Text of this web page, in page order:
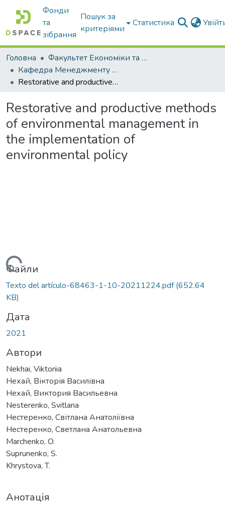
Фонди
та
зібрання
Пошук за
критеріями
Статистика
Головна
Факультет Економіки та бізнесу
Кафедра Менеджменту та публічного адміністрування
Restorative and productive methods of environmental management in the implementation of environmental policy
Restorative and productive methods
of environmental management in
the implementation of
environmental policy
Файли
Texto del artículo-68463-1-10-20211224.pdf(652.64
KB)
Дата
2021
Автори
Nekhai, Viktoriia
Нехай, Вікторія Василівна
Нехай, Виктория Васильевна
Nesterenko, Svitlana
Нестеренко, Світлана Анатоліївна
Нестеренко, Светлана Анатольевна
Marchenko, O.
Suprunenko, S.
Khrystova, T.
Анотація